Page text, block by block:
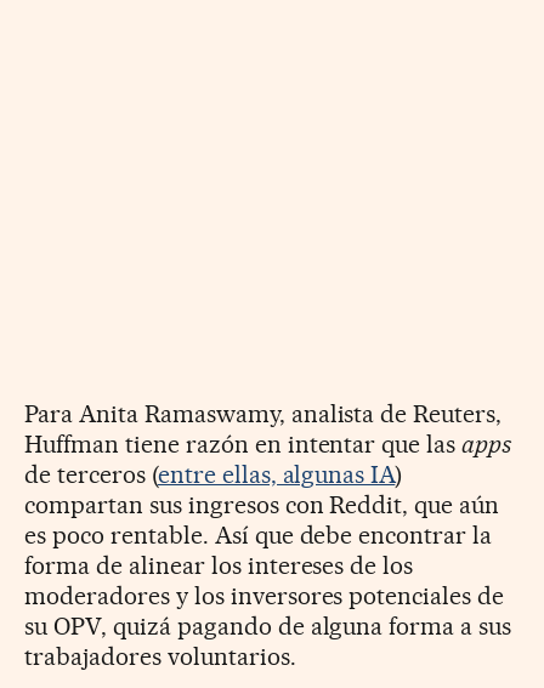
Para Anita Ramaswamy, analista de Reu­ters,
Huffman tiene razón en intentar que lasapps
de terceros (entre ellas, algunas IA)
compartan sus ingresos con Reddit, que aún
es poco rentable. Así que debe encontrar la
forma de alinear los intereses de los
moderadores y los inversores potenciales de
su OPV, quizá pagando de alguna forma a sus
trabajadores voluntarios.